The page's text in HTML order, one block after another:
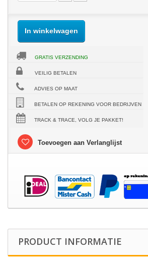
In winkelwagen
GRATIS VERZENDING
VEILIG BETALEN
ADVIES OP MAAT
BETALEN OP REKENING VOOR BEDRIJVEN
TRACK & TRACE, VOLG JE PAKKET!
Toevoegen aan Verlanglijst
PRODUCT INFORMATIE